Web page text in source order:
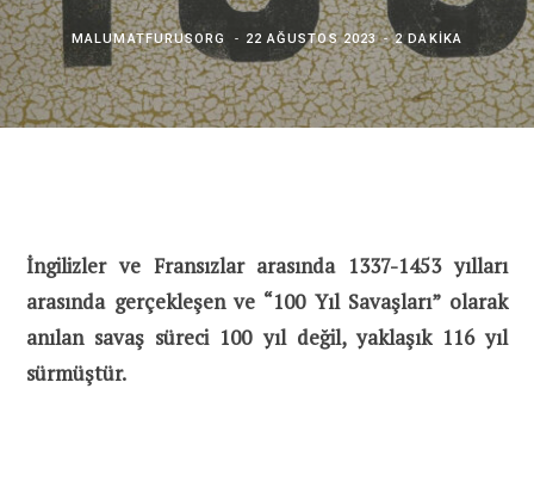
MALUMATFURUSORG 22 AĞUSTOS 2023 2 DAKIKA
İngilizler ve Fransızlar arasında 1337-1453 yılları
arasında gerçekleşen ve “100 Yıl Savaşları” olarak
anılan savaş süreci 100 yıl değil, yaklaşık 116 yıl
sürmüştür.